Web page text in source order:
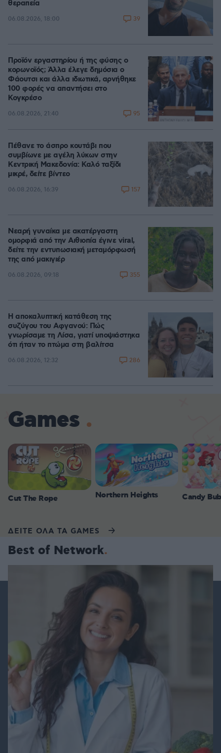
θεραπεία
06.08.2026, 18:00 39
Προϊόν εργαστηρίου ή της φύσης ο
κορωνοϊός; Άλλα έλεγε δημόσια ο
Φάουτσι και άλλα ιδιωτικά, αρνήθηκε
100 φορές να απαντήσει στο
Κογκρέσο
06.08.2026, 21:40 95
Πέθανε το άσπρο κουτάβι που
συμβίωνε με αγέλη λύκων στην
Κεντρική Μακεδονία: Καλό ταξίδι
μικρέ, δείτε βίντεο
06.08.2026, 16:39 157
Νεαρή γυναίκα με ακατέργαστη
ομορφιά από την Αιθιοπία έγινε viral,
δείτε την εντυπωσιακή μεταμόρφωσή
της από μακιγιέρ
06.08.2026, 09:18 355
Η αποκαλυπτική κατάθεση της
συζύγου του Αφγανού: Πώς
γνωρίσαμε τη Λίσα, γιατί υποψιάστηκα
ότι ήταν το πτώμα στη βαλίτσα
06.08.2026, 12:32 286
Games
Cut The Rope Northern Heights Candy
ΔΕΙΤΕ ΟΛΑ ΤΑ GAMES
Best of Network